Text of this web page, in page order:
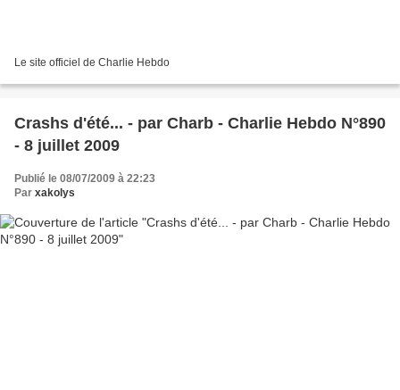
Le site officiel de Charlie Hebdo
Crashs d'été... - par Charb - Charlie Hebdo N°890
- 8 juillet 2009
Publié le 08/07/2009 à 22:23
Par xakolys